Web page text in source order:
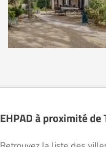
EHPAD à proximité